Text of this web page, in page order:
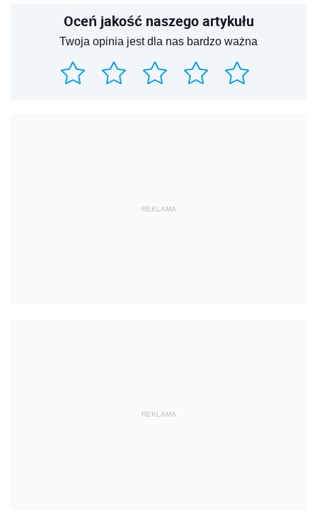
Oceń jakość naszego artykułu
Twoja opinia jest dla nas bardzo ważna
REKLAMA
REKLAMA